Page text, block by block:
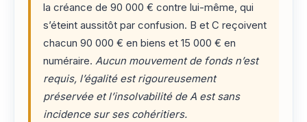
la créance de 90 000 € contre lui-même, qui
s’éteint aussitôt par confusion. B et C reçoivent
chacun 90 000 € en biens et 15 000 € en
numéraire. Aucun mouvement de fonds n’est
requis, l’égalité est rigoureusement
préservée et l’insolvabilité de A est sans
incidence sur ses cohéritiers.